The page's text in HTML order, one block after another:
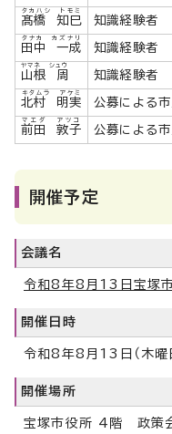
髙橋 知巳
タカハシ トモミ
知識経験者
田中 一成
タナカ カズナリ
知識経験者
山根 周
ヤマネ シュウ
知識経験者
北村 明実
キタムラ アケミ
公募による
前田 敦子
マエダ アツコ
公募による
開催予定
会議名
令和8年8月13日宝塚
開催日時
令和8年8月13日（木
開催場所
宝塚市役所 4階 政策